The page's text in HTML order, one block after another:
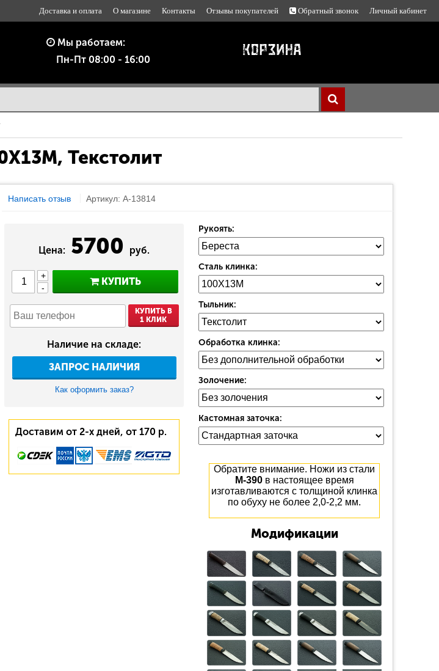
Доставка и оплата О магазине Контакты Отзывы покупателей Обратный звонок Личный кабинет
Мы работаем:
Пн-Пт 08:00 - 16:00
Текстолит
Написать отзыв Артикул: A-13814
Цена: 5700 руб.
+
-
КУПИТЬ
КУПИТЬ В
1 КЛИК
Наличие на складе:
ЗАПРОС НАЛИЧИЯ
Как оформить заказ?
Доставим от 2-х дней, от 170 р.
Рукоять:
Сталь клинка:
Тыльник:
Обработка клинка:
Золочение:
Кастомная заточка:
Обратите внимание. Ножи из стали
М-390в настоящее время
изготавливаются с толщиной клинка
по обуху не более 2,0-2,2 мм.
Модификации